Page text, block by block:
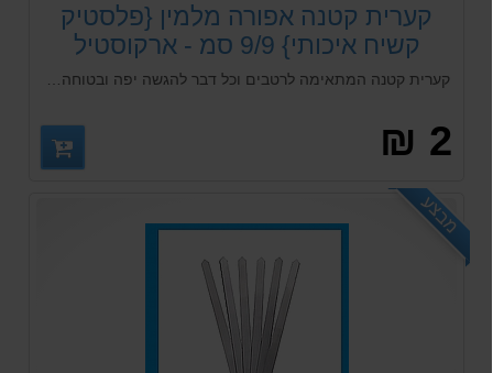
קערית קטנה אפורה מלמין {פלסטיק
קשיח איכותי} 9/9 סמ - ארקוסטיל
2 ₪
מבצע